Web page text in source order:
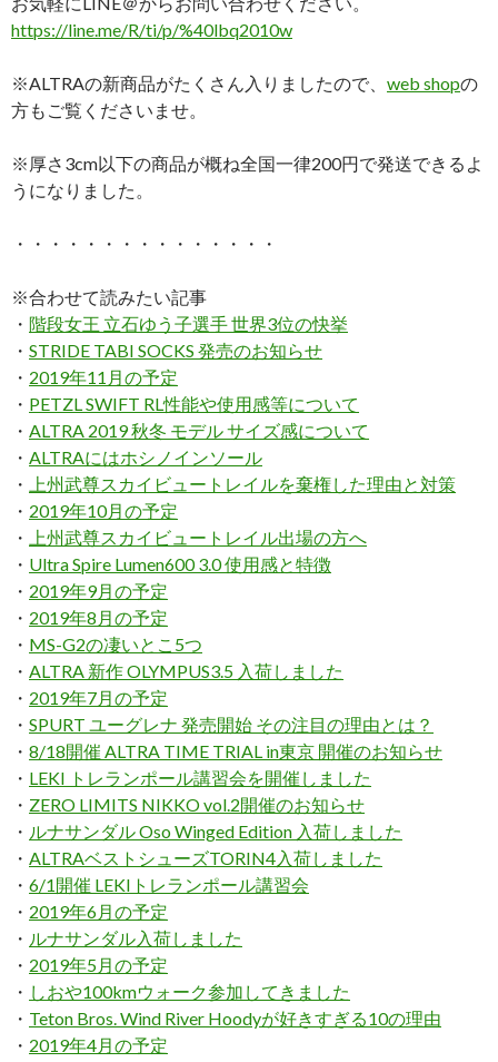
https://line.me/R/ti/p/%40lbq2010w
※ALTRAの新商品がたくさん入りましたので、 web shopの
方もご覧くださいませ。
※厚さ3cm以下の商品が概ね全国一律200円で発送できるよ
うになりました。
・・・・・・・・・・・・・・・
※合わせて読みたい記事
・ 階段女王 立石ゆう子選手 世界3位の快挙
・ STRIDE TABI SOCKS 発売のお知らせ
・ 2019年11月の予定
・ PETZL SWIFT RL性能や使用感等について
・ ALTRA 2019 秋冬 モデル サイズ感について
・ ALTRAにはホシノインソール
・
上州武尊スカイビュートレイルを棄権した理由と対策
・ 2019年10月の予定
・
上州武尊スカイビュートレイル出場の方へ
・ Ultra Spire Lumen600 3.0 使用感と特徴
・ 2019年9月の予定
・ 2019年8月の予定
・ MS-G2の凄いとこ5つ
・ ALTRA 新作 OLYMPUS3.5 入荷しました
・ 2019年7月の予定
・ SPURT ユーグレナ 発売開始 その注目の理由とは？
・ 8/18開催 ALTRA TIME TRIAL in東京 開催のお知らせ
・ LEKI トレランポール講習会を開催しました
・ ZERO LIMITS NIKKO vol.2開催のお知らせ
・ ルナサンダル Oso Winged Edition 入荷しました
・ ALTRAベストシューズTORIN4入荷しました
・ 6/1開催 LEKIトレランポール講習会
・ 2019年6月の予定
・ ルナサンダル入荷しました
・ 2019年5月の予定
・ しおや100kmウォーク参加してきました
・ Teton Bros. Wind River Hoodyが好きすぎる10の理由
・ 2019年4月の予定